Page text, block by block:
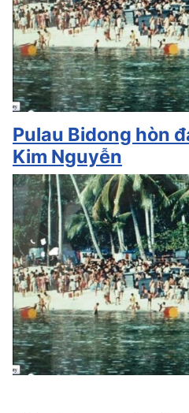
Pulau Bidong hòn
Kim Nguyễn